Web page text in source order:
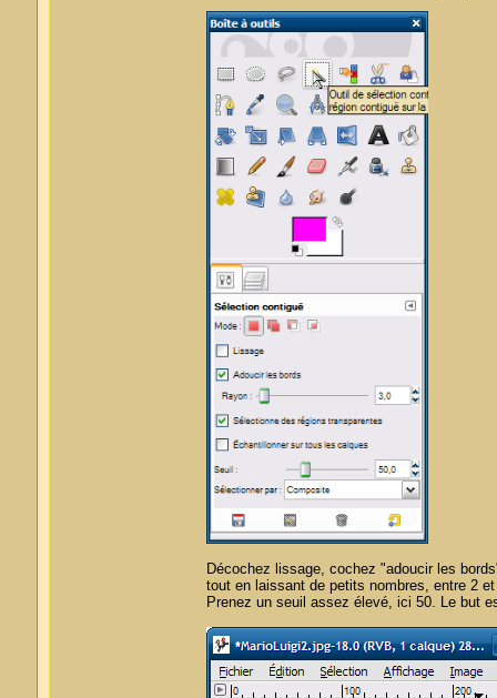
Décochez lissage, cochez "adoucir les
tout en laissant de petits nombres, entre 2 et
Prenez un seuil assez élevé, ici 50. Le but